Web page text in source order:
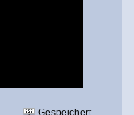
Gespeichert